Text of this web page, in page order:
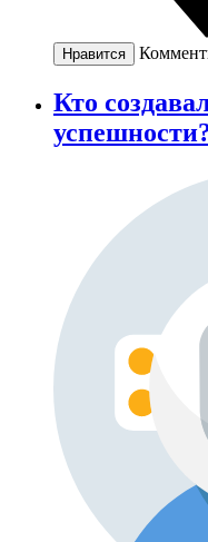
Нравится
Кто